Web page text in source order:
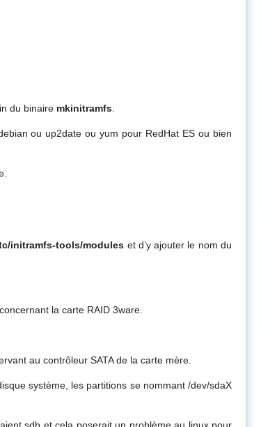
du binaire mkinitramfs
ou up2date ou yum pour RedHat ES ou bien
initramfs-tools/modules et d’y ajouter le nom du
la carte RAID 3ware.
au contrôleur SATA de la carte mère.
système, les partitions se nommant /dev/sdaX
sdb et cela poserait un problème au linux pour